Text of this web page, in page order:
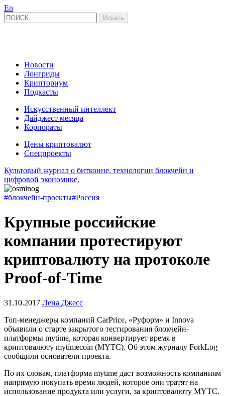
En
Новости
Лонгриды
Крипториум
Подкасты
Искусственный интеллект
Дайджест месяца
Корпораты
Цены криптовалют
Спецпроекты
Культовый журнал о биткоине, технологии блокчейн и
цифровой экономике.
#блокчейн-проекты#Россия
Крупные российские
компании протестируют
криптовалюту на протоколе
Proof-of-Time
31.10.2017 Лена Джесс
Топ-менеджеры компаний CarPrice, «Руформ» и Innova
объявили о старте закрытого тестирования блокчейн-
платформы mytime, которая конвертирует время в
криптовалюту mytimecoin (MYTC). Об этом журналу ForkLog
сообщили основатели проекта.
По их словам, платформа mytime даст возможность компаниям
напрямую покупать время людей, которое они тратят на
использование продукта или услуги, за криптовалюту MYTC.